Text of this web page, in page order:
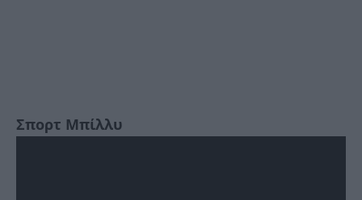
Σπορτ Μπίλλυ